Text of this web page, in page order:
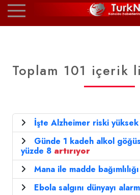
Toplam 101 içerik
İşte Alzheimer riski
Günde 1 kadeh alkol
yüzde 8 artırıyor
Mana ile madde
Ebola salgını dünyayı